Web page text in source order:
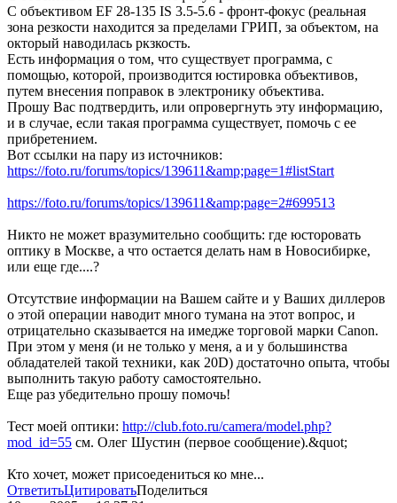
С объективом EF 28-135 IS 3.5-5.6 - фронт-фокус (реальная
зона резкости находится за пределами ГРИП, за объектом, на
окторый наводилась ркзкость.
Есть информация о том, что существует программа, с
помощью, которой, производится юстировка объективов,
путем внесения поправок в электронику объектива.
Прошу Вас подтвердить, или опровергнуть эту информацию,
и в случае, если такая программа существует, помочь с ее
прибретением.
Вот ссылки на пару из источников:
https://foto.ru/forums/topics/139611&amp;page=1#listStart
https://foto.ru/forums/topics/139611&amp;page=2#699513
Никто не может вразумительно сообщить: где юсторовать
оптику в Москве, а что остается делать нам в Новосибирке,
или еще где....?
Отсутствие информации на Вашем сайте и у Ваших диллеров
о этой операции наводит много тумана на этот вопрос, и
отрицательно сказывается на имедже торговой марки Canon.
При этом у меня (и не только у меня, а и у большинства
обладателей такой техники, как 20D) достаточно опыта, чтобы
выполнить такую работу самостоятельно.
Еще раз убедительно прошу помочь!
Тест моей оптики: http://club.foto.ru/camera/model.php?
mod_id=55 см. Олег Шустин (первое сообщение).&quot;
Кто хочет, может присоедениться ко мне...
ОтветитьЦитироватьПоделиться